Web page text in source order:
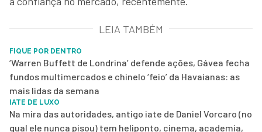
LEIA TAMBÉM
FIQUE POR DENTRO
‘Warren Buffett de Londrina’ defende ações, Gávea fecha
fundos multimercados e chinelo ‘feio’ da Havaianas: as
mais lidas da semana
IATE DE LUXO
Na mira das autoridades, antigo iate de Daniel Vorcaro (no
qual ele nunca pisou) tem heliponto, cinema, academia,